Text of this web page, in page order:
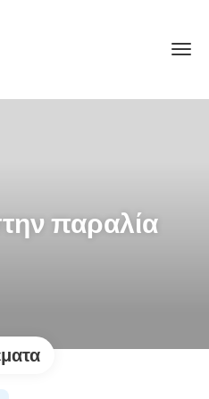
παραλία